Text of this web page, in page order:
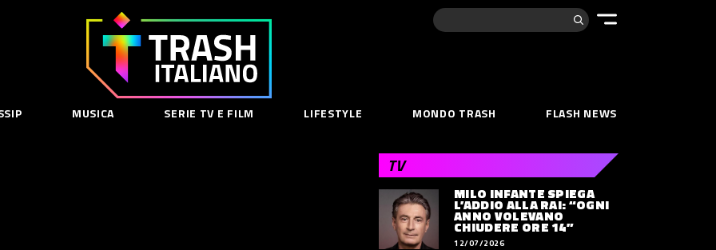
Cerca:
Trash
Italiano
MUSICA SERIE TV E FILM LIFESTYLE MONDO TRASH FLASH NEWS
TV
MILO INFANTE SPIEGA
L’ADDIO ALLA RAI: “OGNI
ANNO VOLEVANO
CHIUDERE ORE 14”
12/07/2026